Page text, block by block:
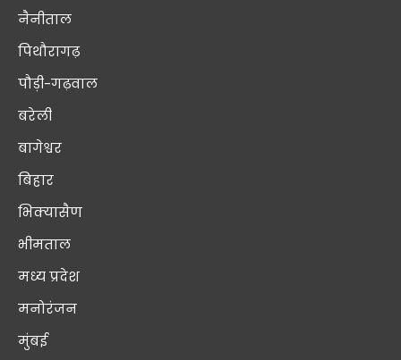
नैनीताल
पिथौरागढ़
पौड़ी-गढ़वाल
बरेली
बागेश्वर
बिहार
भिक्यासैण
भीमताल
मध्य प्रदेश
मनोरंजन
मुंबई